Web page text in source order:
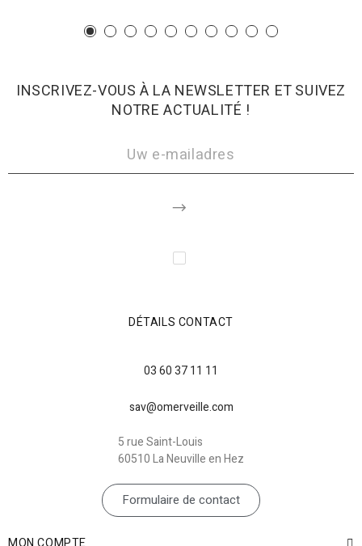
INSCRIVEZ-VOUS À LA NEWSLETTER ET SUIVEZ
NOTRE ACTUALITÉ !
DÉTAILS CONTACT
03 60 37 11 11
sav@omerveille.com
5 rue Saint-Louis
60510 La Neuville en Hez
Formulaire de contact